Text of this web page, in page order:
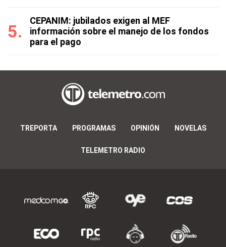
CEPANIM: jubilados exigen al MEF
información sobre el manejo de los fondos
para el pago
TREPORTA PROGRAMAS OPINIÓN NOVELAS
TELEMETRO RADIO